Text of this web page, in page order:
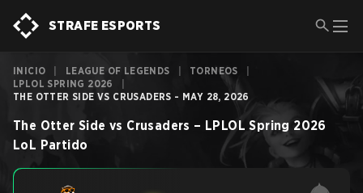
STRAFE ESPORTS
INICIO LEAGUE OF LEGENDS TORNEOS
LPLOL SPRING 2026
THE OTTER SIDE VS CRUSADERS - MAY 28, 2026
The Otter Side vs Crusaders – LPLOL Spring 2026
LoL Partido